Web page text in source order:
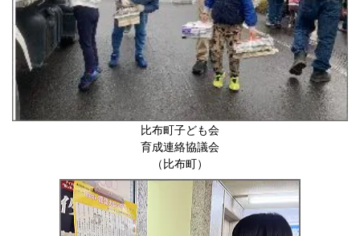
比布町子ども会
育成連絡協議会
（比布町）